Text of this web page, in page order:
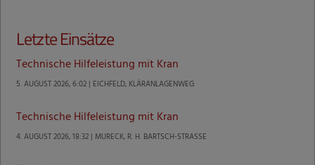
Letzte Einsätze
Technische Hilfeleistung mit Kran
5. AUGUST 2026, 6:02 | EICHFELD, KLÄRANLAGENWEG
Technische Hilfeleistung mit Kran
4. AUGUST 2026, 18:32 | MURECK, R. H. BARTSCH-STRASSE